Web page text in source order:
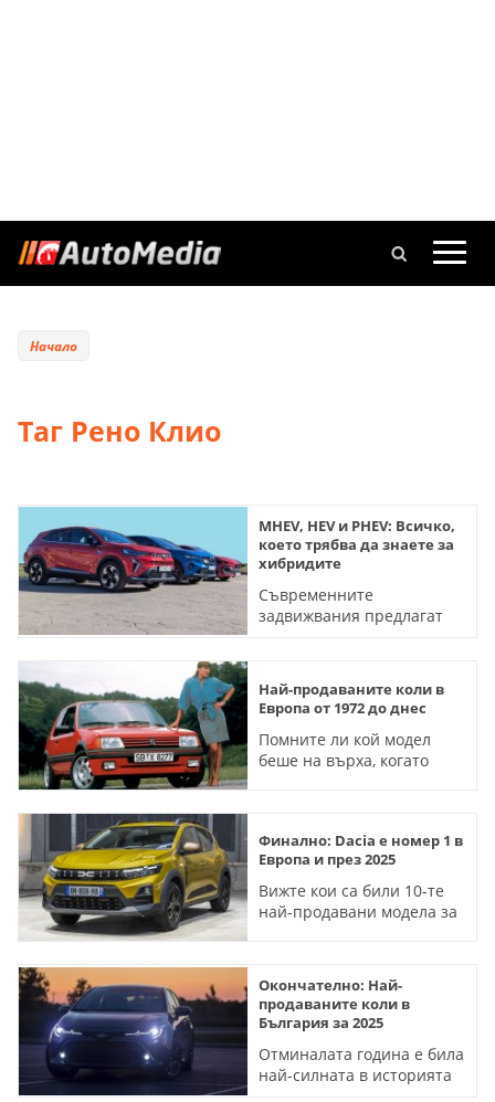
Начало
Таг Рено Клио
MHEV, HEV и PHEV: Всичко,
което трябва да знаете за
хибридите
Съвременните
задвижвания предлагат
да как да го улучите
Най-продаваните коли в
Европа от 1972 до днес
Помните ли кой модел
беше на върха, когато
Финално: Dacia е номер 1 в
Eвропа и през 2025
Вижте кои са били 10-те
най-продавани модела за
Окончателно: Най-
продаваните коли в
България за 2025
Отминалата година е била
най-силната в историята